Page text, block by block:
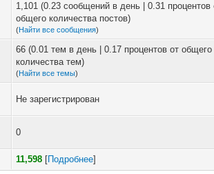
1,101 (0.23 сообщений в день | 0.31 процентов
общего количества постов)
(Найти все сообщения)
66 (0.01 тем в день | 0.17 процентов от общего
количества тем)
(Найти все темы)
Не зарегистрирован
0
11,598 [Подробнее]